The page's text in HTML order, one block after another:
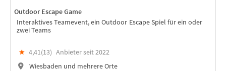
Outdoor Escape Game
Interaktives Teamevent, ein Outdoor Escape Spiel für ein oder
zwei Teams
★ 4,41(13) Anbieter seit 2022
Wiesbaden und mehrere Orte